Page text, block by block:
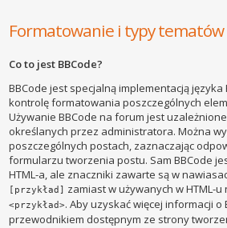
Formatowanie i typy tematów
Co to jest BBCode?
BBCode jest specjalną implementacją języka
kontrolę formatowania poszczególnych
Używanie BBCode na forum jest
określanych przez administratora. Można
poszczególnych postach, zaznaczając
formularzu tworzenia postu. Sam BBCode
HTML-a, ale znaczniki zawarte są w
[przykład] zamiast w używanych w HTML-
<przykład>. Aby uzyskać więcej informacji o
przewodnikiem dostępnym ze strony